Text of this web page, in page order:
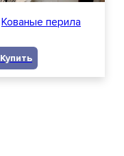
Кованые перила
Купить